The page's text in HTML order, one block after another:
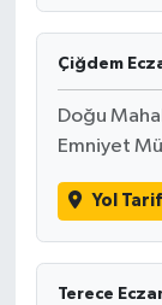
Çiğdem
Doğu
Emniyet
Yol
Terece